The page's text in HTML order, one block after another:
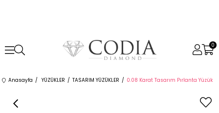
0
Anasayfa YÜZÜKLER TASARIM YÜZÜKLER 0.08 Karat Tasarım Pırlanta Yüzük